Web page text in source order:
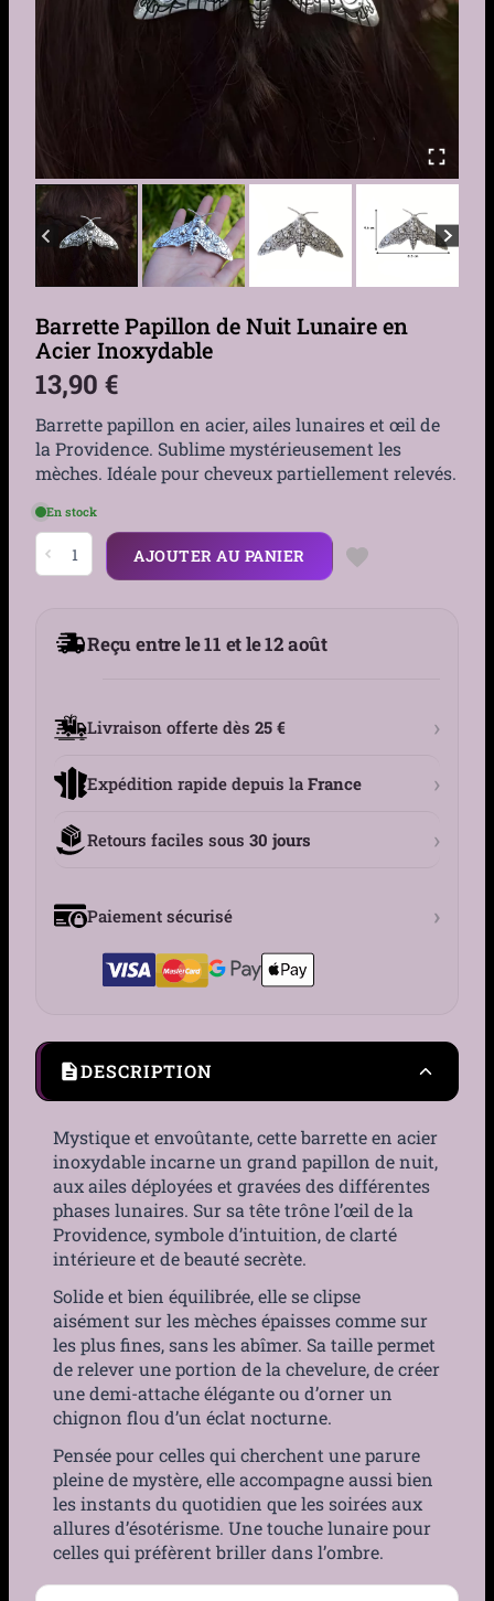
Barrette Papillon de Nuit Lunaire en
Acier Inoxydable
13,90 €
Barrette papillon en acier, ailes lunaires et œil de
la Providence. Sublime mystérieusement les
mèches. Idéale pour cheveux partiellement relevés.
En stock
quantité
de
Barrette
Lunaire
AJOUTER AU PANIER
Reçu entre le 11 et le 12 août
Livraison offerte dès 25 € ›
Expédition rapide depuis la France ›
Retours faciles sous 30 jours ›
Paiement sécurisé ›
DESCRIPTION
Mystique et envoûtante, cette barrette en acier
inoxydable incarne un grand papillon de nuit,
aux ailes déployées et gravées des différentes
phases lunaires. Sur sa tête trône l’œil de la
Providence, symbole d’intuition, de clarté
intérieure et de beauté secrète.
Solide et bien équilibrée, elle se clipse
aisément sur les mèches épaisses comme sur
les plus fines, sans les abîmer. Sa taille permet
de relever une portion de la chevelure, de créer
une demi-attache élégante ou d’orner un
chignon flou d’un éclat nocturne.
Pensée pour celles qui cherchent une parure
pleine de mystère, elle accompagne aussi bien
les instants du quotidien que les soirées aux
allures d’ésotérisme. Une touche lunaire pour
celles qui préfèrent briller dans l’ombre.